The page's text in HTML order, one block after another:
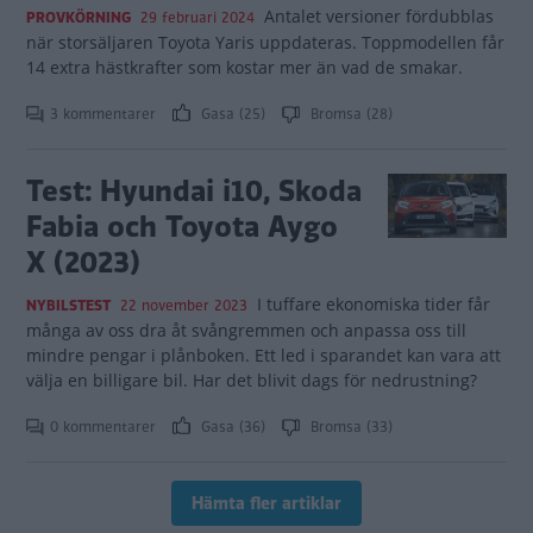
PROVKÖRNING 29 februari 2024 Antalet versioner fördubblas
när storsäljaren Toyota Yaris uppdateras. Toppmodellen får
14 extra hästkrafter som kostar mer än vad de smakar.
3 kommentarer Gasa (25) Bromsa (28)
Test: Hyundai i10, Skoda
Fabia och Toyota Aygo
X (2023)
NYBILSTEST 22 november 2023 I tuffare ekonomiska tider får
många av oss dra åt svångremmen och anpassa oss till
mindre pengar i plånboken. Ett led i sparandet kan vara att
välja en billigare bil. Har det blivit dags för nedrustning?
0 kommentarer Gasa (36) Bromsa (33)
Hämta fler artiklar